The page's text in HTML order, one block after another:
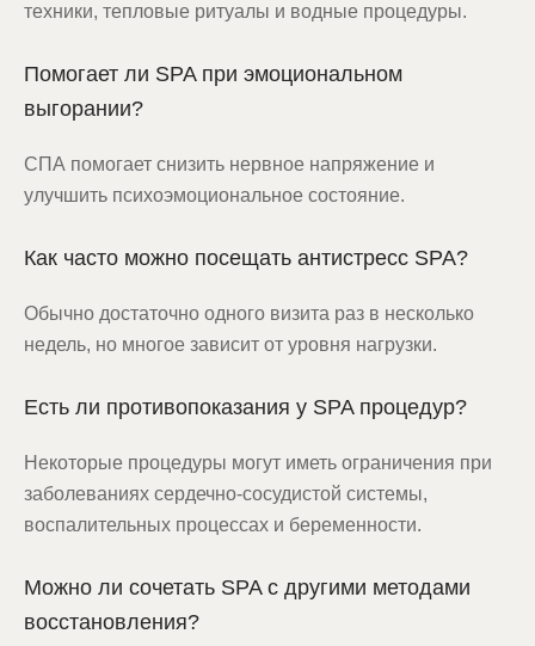
техники, тепловые ритуалы и водные процедуры.
Помогает ли SPA при эмоциональном
выгорании?
СПА помогает снизить нервное напряжение и
улучшить психоэмоциональное состояние.
Как часто можно посещать антистресс SPA?
Обычно достаточно одного визита раз в несколько
недель, но многое зависит от уровня нагрузки.
Есть ли противопоказания у SPA процедур?
Некоторые процедуры могут иметь ограничения при
заболеваниях сердечно-сосудистой системы,
воспалительных процессах и беременности.
Можно ли сочетать SPA с другими методами
восстановления?